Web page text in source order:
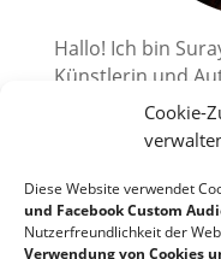
Cookie-
Diese Website verwendet
und Facebook Custom
Nutzerfreundlichkeit der
Verwendung von Cookies
Hallo! Ich bin
Künstlerin und
Ich zeige dir,
Superkräfte
2010 habe ich
und bin in die
Lago Maggiore,